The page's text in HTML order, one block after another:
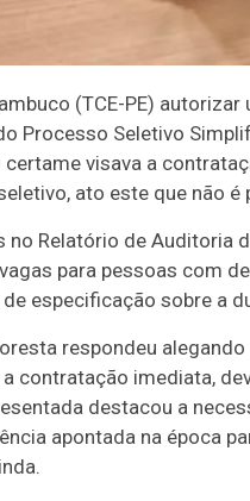
(TCE-PE)
Processo Seletivo
certame visava a
ato este que não
Relatório de Auditoria
para pessoas com
especificação sobre a
respondeu
contratação imediata,
destacou a
apontada na época